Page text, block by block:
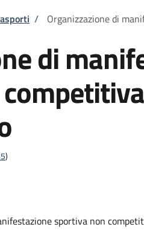
/ Organizzazione di
di
)
sportiva non